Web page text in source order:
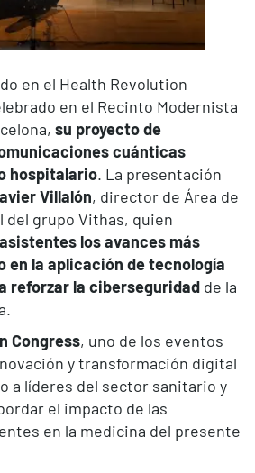
en el Health Revolution
en el Recinto Modernista
su proyecto de
cuánticas
hospitalario. La presentación
Villalón, director de Área de
del grupo Vithas, quien
los avances más
en la aplicación de tecnología
reforzar la ciberseguridad de la
Congress, uno de los eventos
y transformación digital
a líderes del sector sanitario y
el impacto de las
en la medicina del presente